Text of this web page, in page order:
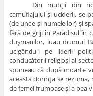
Din munţii din
camuflajului şi uciderii, se
(de unde şi numele lor) şi
fără de griji în Paradisul în
duşmanilor, luau drumul
ucigându-i pe liderii
conducătorii religioşi ai
spuneau că după moarte
această dorinţă se
de femei frumoase şi a bea